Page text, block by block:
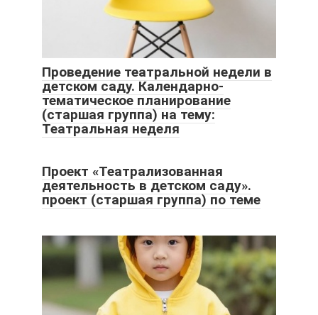
Проведение театральной недели в
детском саду. Календарно-
тематическое планирование
(старшая группа) на тему:
Театральная неделя
Проект «Театрализованная
деятельность в детском саду».
проект (старшая группа) по теме